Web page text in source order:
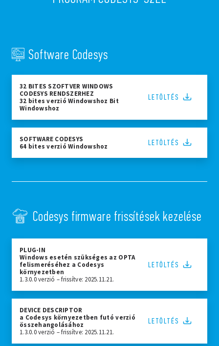
Software Codesys
32 BITES SZOFTVER WINDOWS
CODESYS RENDSZERHEZ
32 bites verzió Windowshoz Bit
Windowshoz
LETÖLTÉS
SOFTWARE CODESYS
64 bites verzió Windowshoz
LETÖLTÉS
Codesys firmware frissítések kezelése
PLUG-IN
Windows esetén szükséges az OPTA
felismeréséhez a Codesys
környezetben
1.3.0.0 verzió – frissítve: 2025.11.21.
LETÖLTÉS
DEVICE DESCRIPTOR
a Codesys környezetben futó verzió
összehangolásához
1.3.0.0 verzió – frissítve: 2025.11.21.
LETÖLTÉS